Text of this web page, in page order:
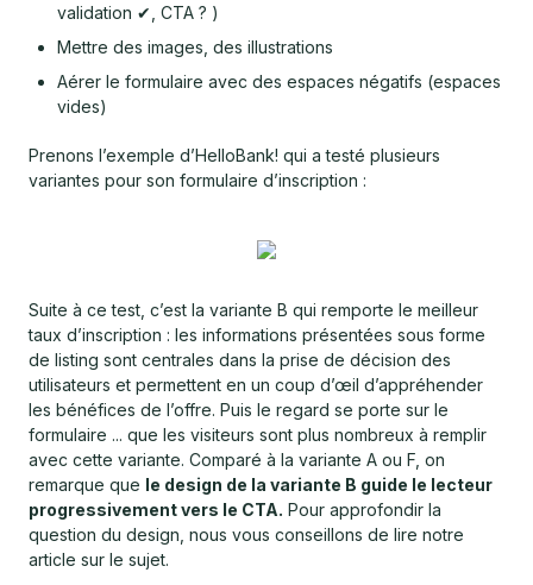
validation ✔, CTA ? )
Mettre des images, des illustrations
Aérer le formulaire avec des espaces négatifs (espaces
vides)
Prenons l’exemple d’HelloBank! qui a testé plusieurs
variantes pour son formulaire d’inscription :
Suite à ce test, c’est la variante B qui remporte le meilleur
taux d’inscription : les informations présentées sous forme
de listing sont centrales dans la prise de décision des
utilisateurs et permettent en un coup d’œil d’appréhender
les bénéfices de l’offre. Puis le regard se porte sur le
formulaire ... que les visiteurs sont plus nombreux à remplir
avec cette variante. Comparé à la variante A ou F, on
remarque que le design de la variante B guide le lecteur
progressivement vers le CTA. Pour approfondir la
question du design, nous vous conseillons de lire notre
article sur le sujet.